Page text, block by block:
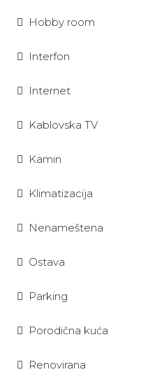
Hobby room
Interfon
Internet
Kablovska TV
Kamin
Klimatizacija
Nenameštena
Ostava
Parking
Porodična kuća
Renovirana